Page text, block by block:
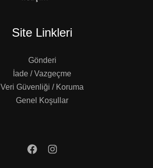
Site Linkleri
Gönderi
İade / Vazgeçme
Veri Güvenliği / Koruma
Genel Koşullar